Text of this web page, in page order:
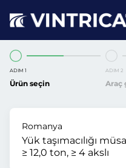
ADIM 1
Ürün seçin
ADIM 2
Araç
Romanya
Yük taşımacılığı
≥ 12,0 ton, ≥ 4 akslı